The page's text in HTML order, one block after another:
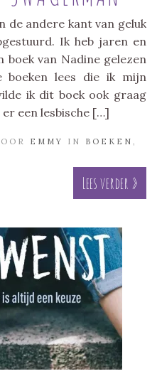
de andere kant van geluk
Ik heb jaren en
van Nadine gelezen
boeken lees die ik mijn
ik dit boek ook graag
een lesbische […]
EMMY IN BOEKEN
Lees verder »